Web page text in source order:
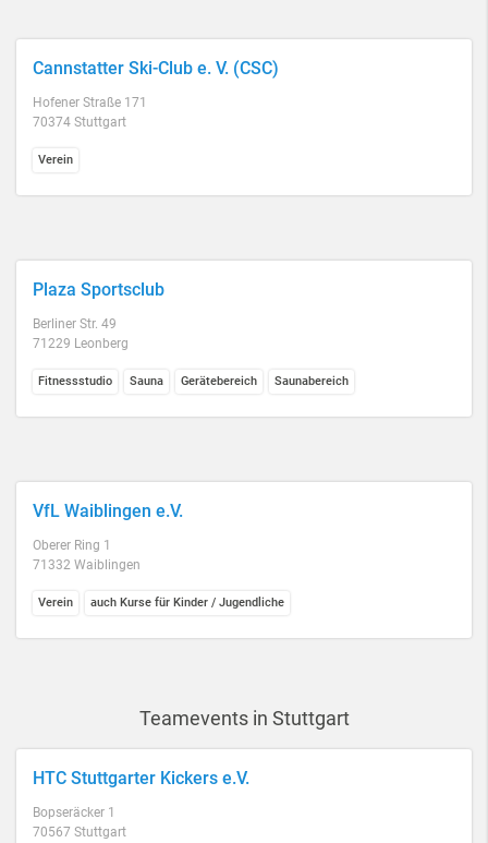
Cannstatter Ski-Club e. V. (CSC)
Hofener Straße 171
70374 Stuttgart
Verein
Plaza Sportsclub
Berliner Str. 49
71229 Leonberg
Fitnessstudio Sauna Gerätebereich Saunabereich
VfL Waiblingen e.V.
Oberer Ring 1
71332 Waiblingen
Verein auch Kurse für Kinder / Jugendliche
Teamevents in Stuttgart
HTC Stuttgarter Kickers e.V.
Bopseräcker 1
70567 Stuttgart